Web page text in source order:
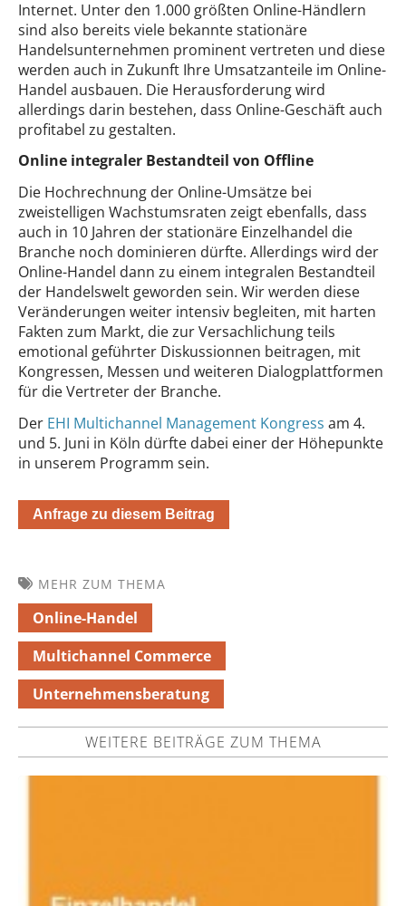
Internet. Unter den 1.000 größten Online-Händlern
sind also bereits viele bekannte stationäre
Handelsunternehmen prominent vertreten und diese
werden auch in Zukunft Ihre Umsatzanteile im Online-
Handel ausbauen. Die Herausforderung wird
allerdings darin bestehen, dass Online-Geschäft auch
profitabel zu gestalten.
Online integraler Bestandteil von Offline
Die Hochrechnung der Online-Umsätze bei
zweistelligen Wachstumsraten zeigt ebenfalls, dass
auch in 10 Jahren der stationäre Einzelhandel die
Branche noch dominieren dürfte. Allerdings wird der
Online-Handel dann zu einem integralen Bestandteil
der Handelswelt geworden sein. Wir werden diese
Veränderungen weiter intensiv begleiten, mit harten
Fakten zum Markt, die zur Versachlichung teils
emotional geführter Diskussionnen beitragen, mit
Kongressen, Messen und weiteren Dialogplattformen
für die Vertreter der Branche.
Der EHI Multichannel Management Kongress am 4.
und 5. Juni in Köln dürfte dabei einer der Höhepunkte
in unserem Programm sein.
Anfrage zu diesem Beitrag
MEHR ZUM THEMA
Online-Handel
Multichannel Commerce
Unternehmensberatung
WEITERE BEITRÄGE ZUM THEMA